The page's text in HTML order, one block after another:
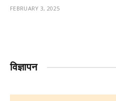
FEBRUARY 3, 2025
विज्ञापन